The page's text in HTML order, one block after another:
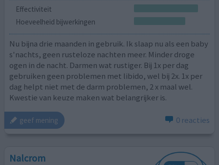
Effectiviteit
Hoeveelheid bijwerkingen
Nu bijna drie maanden in gebruik. Ik slaap nu als een baby
s'nachts, geen rusteloze nachten meer. Minder droge
ogen in de nacht. Darmen wat rustiger. Bij 1x per dag
gebruiken geen problemen met libido, wel bij 2x. 1x per
dag helpt niet met de darm problemen, 2 x maal wel.
Kwestie van keuze maken wat belangrijker is.
geef mening 0 reacties
Nalcrom